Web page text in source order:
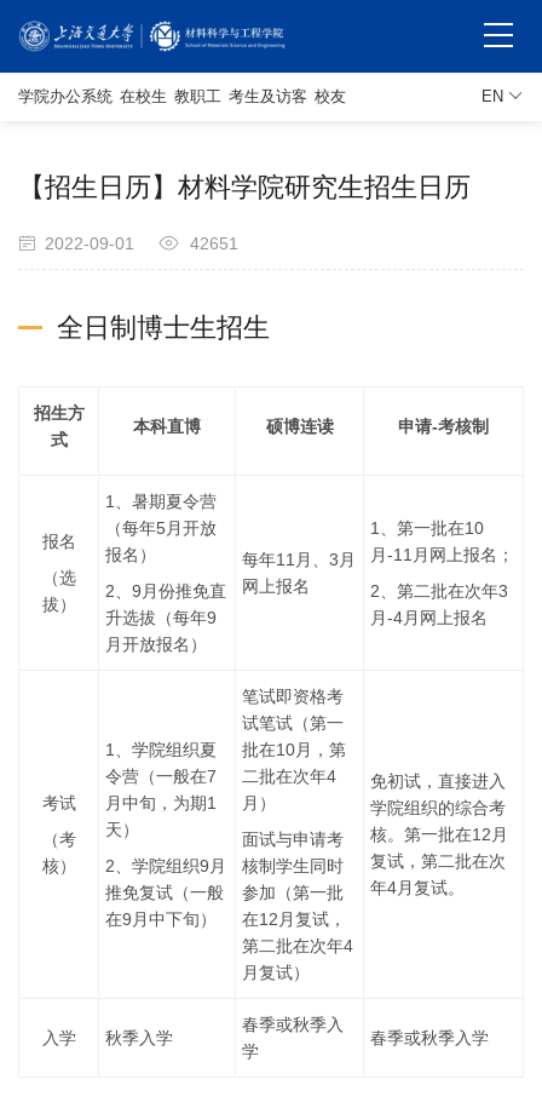
学院办公系统 在校生 教职工 考生及访客 校友 EN
【招生日历】材料学院研究生招生日历
2022-09-01 42651
全日制博士生招生
招生方
式
本科直博 硕博连读 申请-考核制
报名
（选
拔）
1、暑期夏令营
（每年5月开放
报名）
2、9月份推免直
升选拔（每年9
月开放报名）
每年11月、3月
网上报名
1、第一批在10
月-11月网上报名；
2、第二批在次年3
月-4月网上报名
考试
（考
核）
1、学院组织夏
令营（一般在7
月中旬，为期1
天）
2、学院组织9月
推免复试（一般
在9月中下旬）
笔试即资格考
试笔试（第一
批在10月，第
二批在次年4
月）
面试与申请考
核制学生同时
参加（第一批
在12月复试，
第二批在次年4
月复试）
免初试，直接进入
学院组织的综合考
核。第一批在12月
复试，第二批在次
年4月复试。
入学 秋季入学
春季或秋季入
学
春季或秋季入学